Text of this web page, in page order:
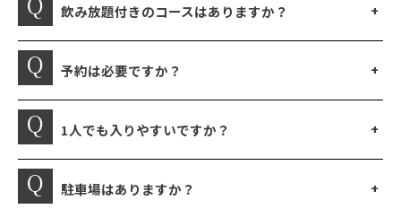
飲み放題付きのコースはありますか？
予約は必要ですか？
1人でも入りやすいですか？
駐車場はありますか？